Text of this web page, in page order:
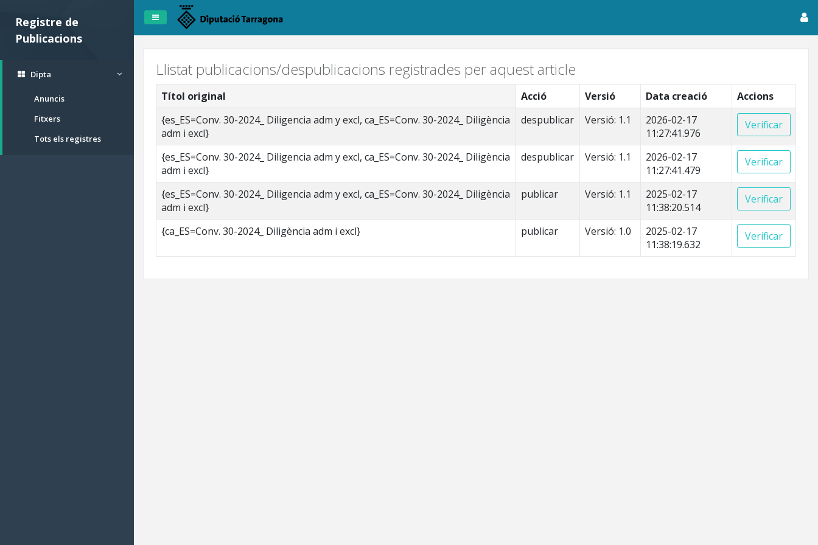
Registre de
Publicacions
Dipta
Anuncis
Fitxers
Tots els registres
Llistat publicacions/despublicacions registrades per aquest article
Títol original Acció Versió Data creació
Accions
{es_ES=Conv. 30-2024_ Diligencia adm y excl, ca_ES=Conv. 30-2024_ Diligència
adm i excl}
despublicar Versió: 1.1
2026-02-17
11:27:41.976
Verificar
{es_ES=Conv. 30-2024_ Diligencia adm y excl, ca_ES=Conv. 30-2024_ Diligència
adm i excl}
despublicar Versió: 1.1
2026-02-17
11:27:41.479
Verificar
{es_ES=Conv. 30-2024_ Diligencia adm y excl, ca_ES=Conv. 30-2024_ Diligència
adm i excl}
publicar Versió: 1.1
2025-02-17
11:38:20.514
Verificar
{ca_ES=Conv. 30-2024_ Diligència adm i excl} publicar Versió: 1.0
2025-02-17
11:38:19.632
Verificar